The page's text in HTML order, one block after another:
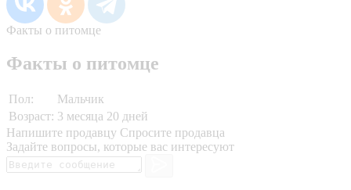
Факты о питомце
Факты о питомце
Пол:
Мальчик
Возраст: 3 месяца 20 дней
Напишите продавцу Спросите продавца
Задайте вопросы, которые вас интересуют